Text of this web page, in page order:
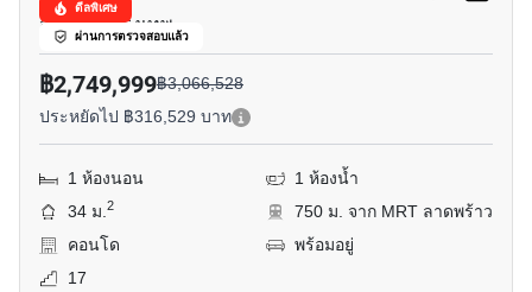
ดีลพิเศษ
ผ่านการตรวจสอบแล้ว
จอมพล, กรุงเทพ
฿2,749,999฿3,066,528
ประหยัดไป ฿316,529 บาท
1 ห้องนอน
1 ห้องน้ำ
34 ม.2
750 ม. จาก MRT ลาดพร้าว
คอนโด
พร้อมอยู่
17